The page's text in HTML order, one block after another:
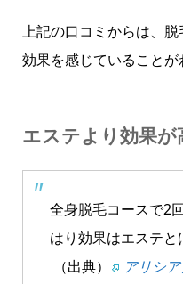
上記の口コミからは、
効果を感じていることが
エステより効果が
全身脱毛コースで2
はり効果はエステと
（出典）
アリシ